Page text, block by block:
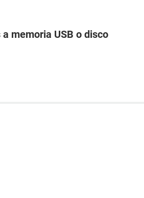
memoria USB o disco